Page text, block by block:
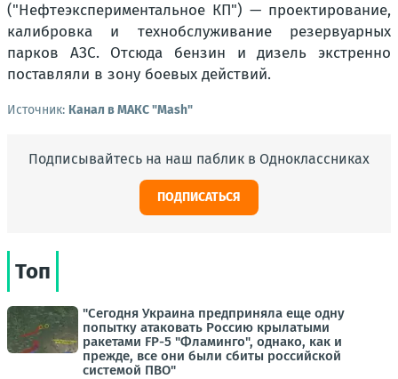
("Нефтеэкспериментальное КП") — проектирование,
калибровка и технобслуживание резервуарных
парков АЗС. Отсюда бензин и дизель экстренно
поставляли в зону боевых действий.
Источник: Канал в МАКС "Mash"
Подписывайтесь на наш паблик в Одноклассниках
ПОДПИСАТЬСЯ
Топ
"Сегодня Украина предприняла еще одну
попытку атаковать Россию крылатыми
ракетами FP-5 "Фламинго", однако, как и
прежде, все они были сбиты российской
системой ПВО"